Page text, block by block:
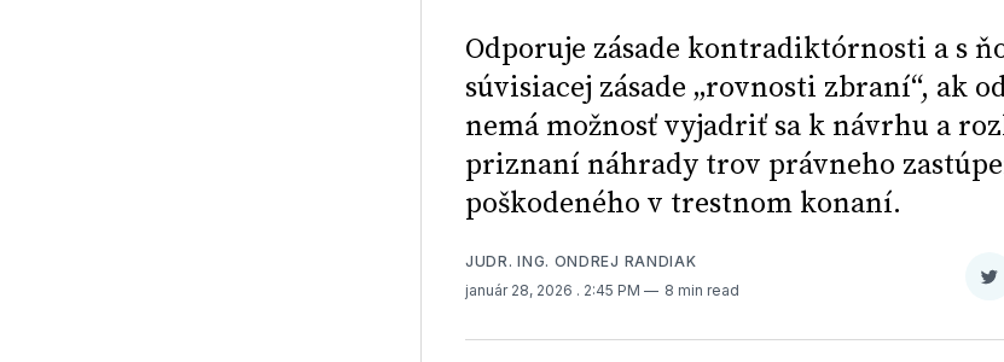
Odporuje zásade kontradiktórnosti a s
súvisiacej zásade „rovnosti zbraní“, ak
nemá možnosť vyjadriť sa k návrhu a
priznaní náhrady trov právneho
poškodeného v trestnom konaní.
JUDR. ING. ONDREJ RANDIAK
január 28, 2026 . 2:45 PM 8 min read